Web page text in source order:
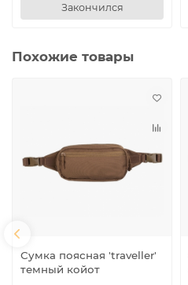
Закончился
Похожие товары
Сумка поясная ′traveller′
темный койот